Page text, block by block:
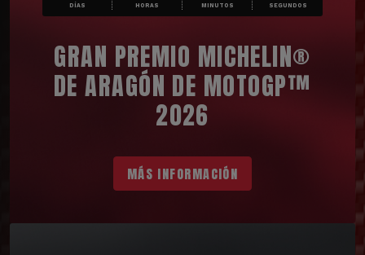
DÍAS HORAS MINUTOS SEGUNDOS
GRAN PREMIO MICHELIN®
DE ARAGÓN DE MOTOGP™
2026
MÁS INFORMACIÓN